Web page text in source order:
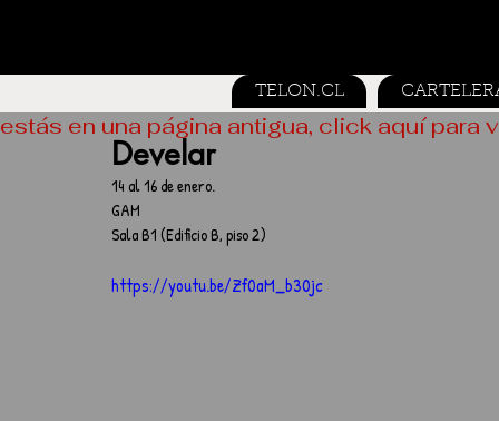
TELON.CL
Develar
14 al 16 de enero.
GAM
Sala B1 (Edificio B, piso 2)
https://youtu.be/Zf0aM_b30jc
estás en una página antigua, click aquí para